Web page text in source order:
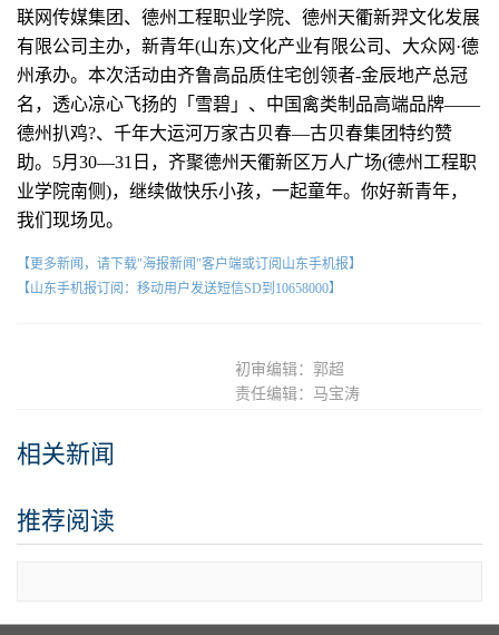
联网传媒集团、德州工程职业学院、德州天衢新羿文化发展
有限公司主办，新青年(山东)文化产业有限公司、大众网·德
州承办。本次活动由齐鲁高品质住宅创领者-金辰地产总冠
名，透心凉心飞扬的「雪碧」、中国禽类制品高端品牌——
德州扒鸡?、千年大运河万家古贝春—古贝春集团特约赞
助。5月30—31日，齐聚德州天衢新区万人广场(德州工程职
业学院南侧)，继续做快乐小孩，一起童年。你好新青年，
我们现场见。
【更多新闻，请下载"海报新闻"客户端或订阅山东手机报】
【山东手机报订阅：移动用户发送短信SD到10658000】
初审编辑：郭超
责任编辑：马宝涛
相关新闻
推荐阅读
查看更多